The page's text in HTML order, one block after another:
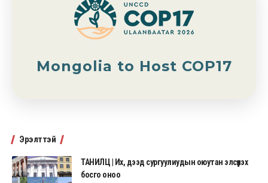
Mongolia to Host COP17
Эрэлттэй
ТАНИЛЦ | Их, дээд сургуулиудын оюутан элсүүлэх
босго оноо